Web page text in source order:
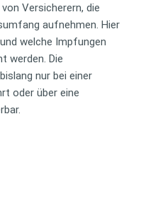
Versicherern, die
aufnehmen. Hier
welche Impfungen
werden. Die
nur bei einer
oder über eine